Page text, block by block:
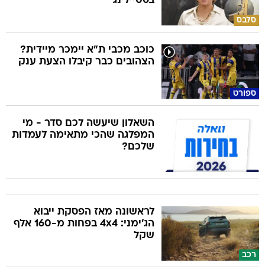
סלבס
ספורט
כוכב מכבי ת"א יימכר מיידית?
הצהובים כבר קיבלו הצעת ענק
השאלון שיעשה לכם סדר - מי
המפלגה שהכי מתאימה לעמדות
שלכם?
רכב
לראשונה מאז הפסקת ייבוא
הג'ימני: 4x4 בפחות מ-160 אלף
שקל